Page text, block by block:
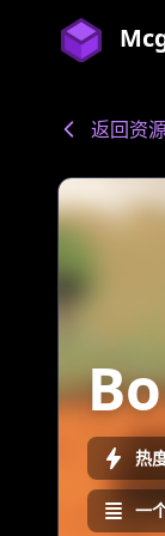
返回资
热
一